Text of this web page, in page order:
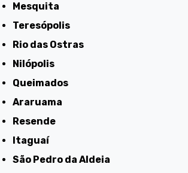
Mesquita
Teresópolis
Rio das Ostras
Nilópolis
Queimados
Araruama
Resende
Itaguaí
São Pedro da Aldeia